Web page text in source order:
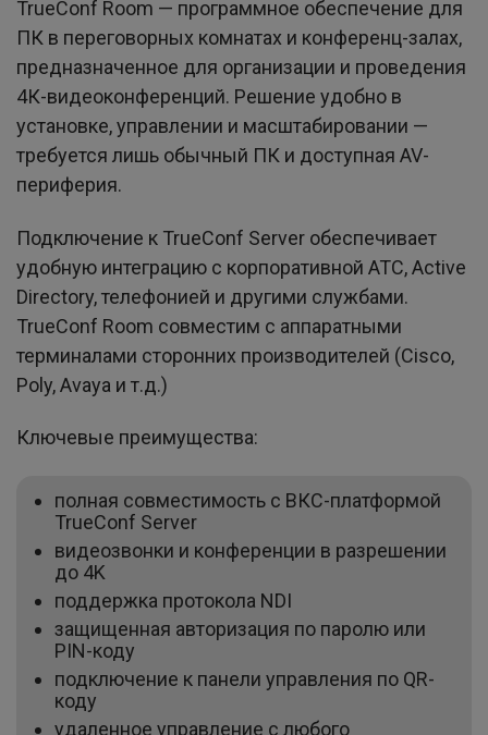
TrueConf Room — программное обеспечение для
ПК в переговорных комнатах и конференц-залах,
предназначенное для организации и проведения
4К-видеоконференций. Решение удобно в
установке, управлении и масштабировании —
требуется лишь обычный ПК и доступная AV-
периферия.
Подключение к TrueConf Server обеспечивает
удобную интеграцию с корпоративной АТС, Active
Directory, телефонией и другими службами.
TrueConf Room совместим с аппаратными
терминалами сторонних производителей (Cisco,
Poly, Avaya и т.д.)
Ключевые преимущества:
полная совместимость c ВКС-платформой
TrueConf Server
видеозвонки и конференции в разрешении
до 4K
поддержка протокола NDI
защищенная авторизация по паролю или
PIN-коду
подключение к панели управления по QR-
коду
удаленное управление с любого